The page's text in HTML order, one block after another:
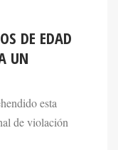
DE EDAD
UN
esta
de violación